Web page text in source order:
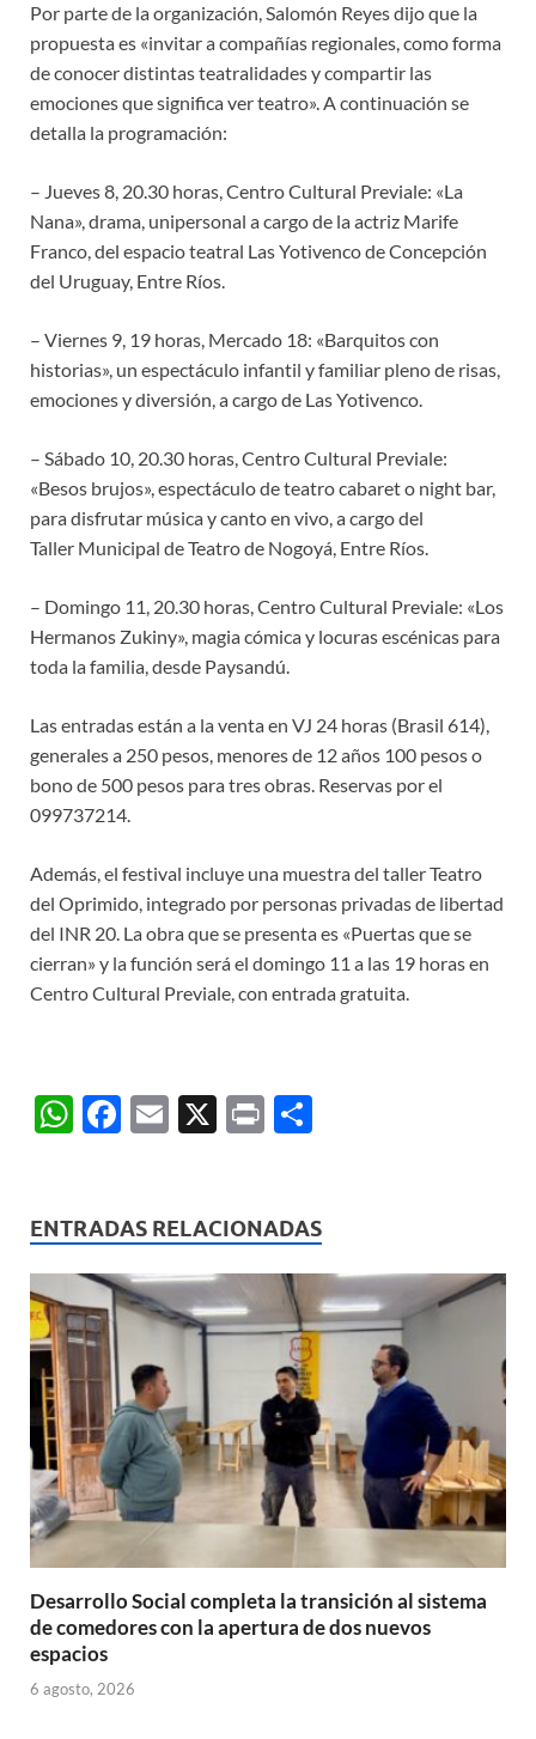
Por parte de la organización, Salomón Reyes dijo que la
propuesta es «invitar a compañías regionales, como forma
de conocer distintas teatralidades y compartir las
emociones que significa ver teatro». A continuación se
detalla la programación:
– Jueves 8, 20.30 horas, Centro Cultural Previale: «La
Nana», drama, unipersonal a cargo de la actriz Marife
Franco, del espacio teatral Las Yotivenco de Concepción
del Uruguay, Entre Ríos.
– Viernes 9, 19 horas, Mercado 18: «Barquitos con
historias», un espectáculo infantil y familiar pleno de risas,
emociones y diversión, a cargo de Las Yotivenco.
– Sábado 10, 20.30 horas, Centro Cultural Previale:
«Besos brujos», espectáculo de teatro cabaret o night bar,
para disfrutar música y canto en vivo, a cargo del
Taller Municipal de Teatro de Nogoyá, Entre Ríos.
– Domingo 11, 20.30 horas, Centro Cultural Previale: «Los
Hermanos Zukiny», magia cómica y locuras escénicas para
toda la familia, desde Paysandú.
Las entradas están a la venta en VJ 24 horas (Brasil 614),
generales a 250 pesos, menores de 12 años 100 pesos o
bono de 500 pesos para tres obras. Reservas por el
099737214.
Además, el festival incluye una muestra del taller Teatro
del Oprimido, integrado por personas privadas de libertad
del INR 20. La obra que se presenta es «Puertas que se
cierran» y la función será el domingo 11 a las 19 horas en
Centro Cultural Previale, con entrada gratuita.
W
s
A
p
p
F
b
o
o
E
X
P
p
ar
ti
r
ENTRADAS RELACIONADAS
Desarrollo Social completa la transición al sistema
de comedores con la apertura de dos nuevos
espacios
6 agosto, 2026